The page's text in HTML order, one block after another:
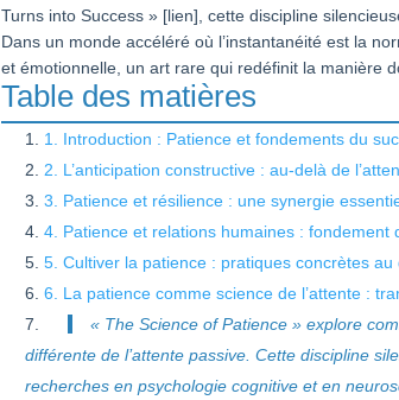
Turns into Success » [lien], cette discipline
Dans un monde accéléré où l’instantanéité est la
et émotionnelle, un art rare qui redéfinit la manière
Table des matières
1. Introduction : Patience et fondements du
2. L’anticipation constructive : au-delà de
3. Patience et résilience : une synergie
4. Patience et relations humaines : fondement
5. Cultiver la patience : pratiques concrètes au
6. La patience comme science de l’attente :
« The Science of Patience » explore
différente de l’attente passive. Cette discipline
recherches en psychologie cognitive et en